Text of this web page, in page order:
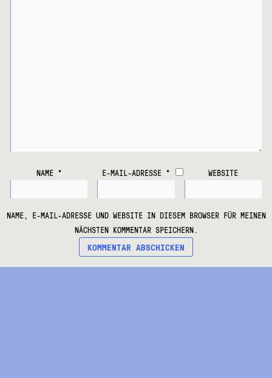
NAME * E-MAIL-ADRESSE * WEBSITE
NAME, E-MAIL-ADRESSE UND WEBSITE IN DIESEM BROWSER FÜR MEINEN
NÄCHSTEN KOMMENTAR SPEICHERN.